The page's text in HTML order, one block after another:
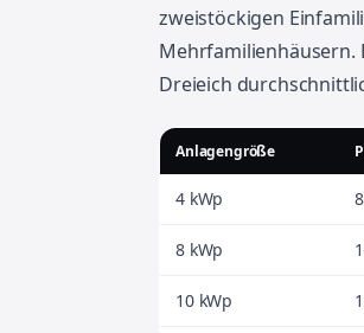
zweistöckigen
Mehrfamilienhäusern.
Dreieich
Anlagengröße
4 kWp
8 kWp
10 kWp